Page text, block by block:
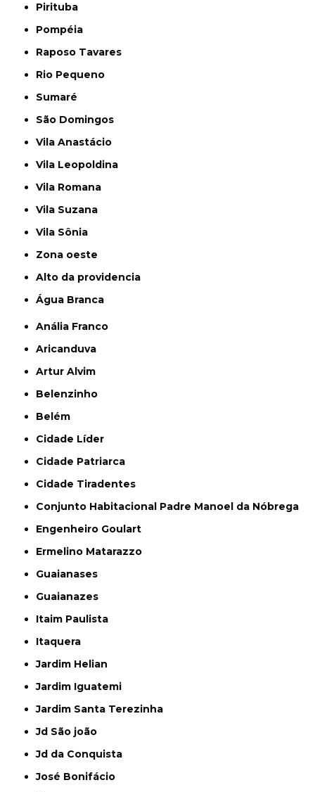
Pirituba
Pompéia
Raposo Tavares
Rio Pequeno
Sumaré
São Domingos
Vila Anastácio
Vila Leopoldina
Vila Romana
Vila Suzana
Vila Sônia
Zona oeste
alto da providencia
Água Branca
Anália Franco
Aricanduva
Artur Alvim
Belenzinho
Belém
Cidade Líder
Cidade Patriarca
Cidade Tiradentes
Conjunto Habitacional Padre Manoel da Nóbrega
Engenheiro Goulart
Ermelino Matarazzo
Guaianases
Guaianazes
Itaim Paulista
Itaquera
Jardim Helian
Jardim Iguatemi
Jardim Santa Terezinha
Jd São joão
Jd da Conquista
José Bonifácio